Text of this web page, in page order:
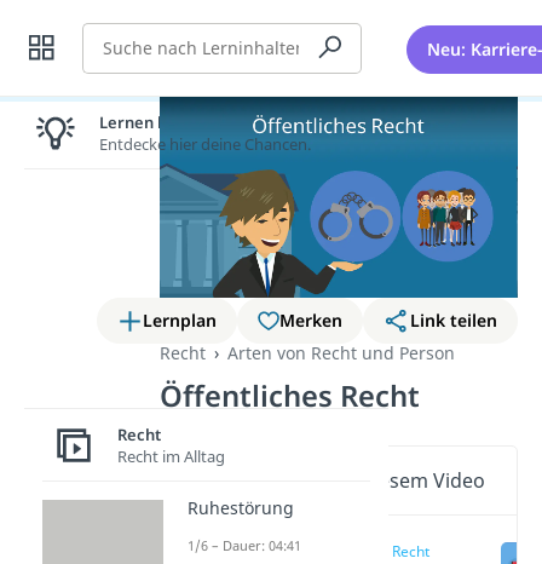
Suche Neu:
Lernplan Merken
Link teilen
Recht
Arten von Recht und Person
Öffentliches Recht
Wichtige Inhalte in diesem Video
Öffentliches Recht
Lernen lohnt sich!
Entdecke hier deine Chancen.
Recht
Recht im Alltag
Ruhestörung
1/6 – Dauer: 04:41